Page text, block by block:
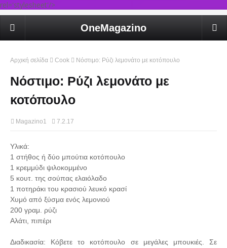
rel='stylesheet'/>
OneMagazino
Αρχική σελίδα Cook Νόστιμο: Ρύζι λεμονάτο με κοτόπουλο
Νόστιμο: Ρύζι λεμονάτο με
κοτόπουλο
Magazino1 7.2.17
Υλικά:
1 στήθος ή δύο μπούτια κοτόπουλο
1 κρεμμύδι ψιλοκομμένο
5 κουτ. της σούπας ελαιόλαδο
1 ποτηράκι του κρασιού λευκό κρασί
Χυμό από ξύσμα ενός λεμονιού
200 γραμ. ρύζι
Αλάτι, πιπέρι
Διαδικασία: Κόβετε το κοτόπουλο σε μεγάλες μπουκιές. Σε